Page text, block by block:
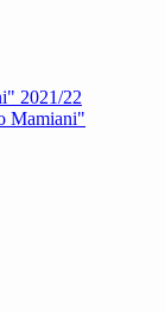
2021/22
Mamiani"